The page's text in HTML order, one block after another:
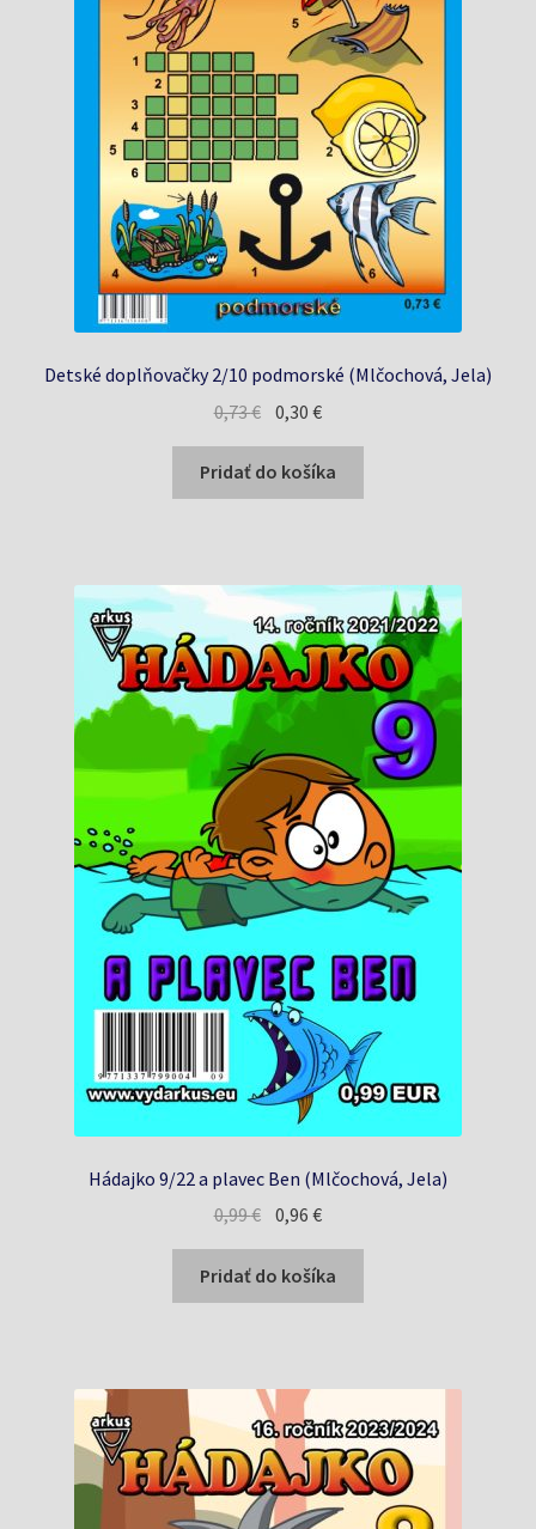
Detské doplňovačky 2/10 podmorské (Mlčochová, Jela)
0,73€ Pôvodná
bola:
0,73 €.
0,30€Aktuálna
je:
0,30 €.
Pridať do košíka
Hádajko 9/22 a plavec Ben (Mlčochová, Jela)
0,99€ Pôvodná
cena
bola:
0,99 €.
0,96€Aktuálna
cena
je:
0,96 €.
Pridať do košíka